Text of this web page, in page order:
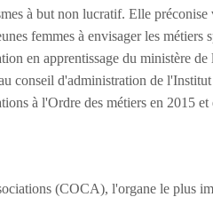
à but non lucratif. Elle
femmes à envisager les métiers
en apprentissage du ministère de
conseil d'administration de
à l'Ordre des métiers en 2015
(COCA), l'organe le plus